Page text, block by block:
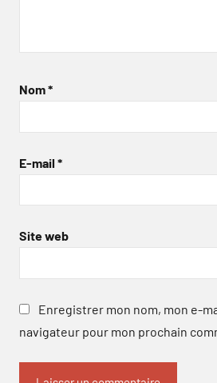
Nom*
E-mail *
Site web
Enregistrer mon nom, mon e-
navigateur pour mon prochain